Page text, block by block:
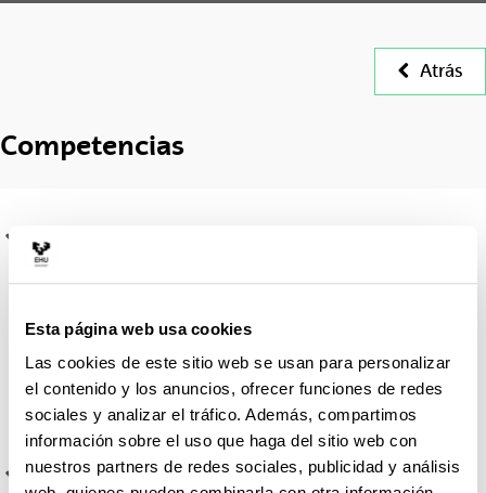
Esta página web usa cookies
Las cookies de este sitio web se usan para personalizar
el contenido y los anuncios, ofrecer funciones de redes
sociales y analizar el tráfico. Además, compartimos
información sobre el uso que haga del sitio web con
nuestros partners de redes sociales, publicidad y análisis
Atrás
Competencias
rentabilizar, con la elaboración de trabajos de
investigación documentados y originales, el
fundamental de comprensión, variación o ampliación de
la realidad, a veces con gran capacidad de influencia
sobre la sociedad, sobre distintos segmentos de la
misma o ámbitos de su evolución (el educativo, el
moral, el idiomático...).
Que los estudiantes sean capaces de profundizar en el